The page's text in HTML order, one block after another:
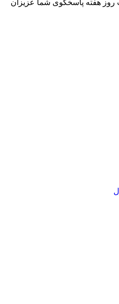
هفته پاسخگوی شما عزیزان